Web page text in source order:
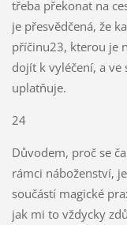
třeba překonat na
je přesvědčená, že
příčinu23, kterou je
dojít k vyléčení, a
uplatňuje.
24
Důvodem, proč se
rámci náboženství,
součástí magické
jak mi to vždycky